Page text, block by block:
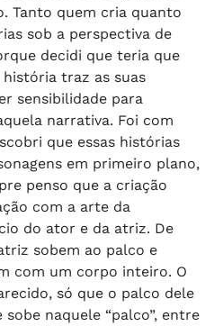
Tanto quem cria quanto
sob a perspectiva de
decidi que teria que
história traz as suas
sensibilidade para
narrativa. Foi com
que essas histórias
em primeiro plano,
penso que a criação
com a arte da
do ator e da atriz. De
sobem ao palco e
com um corpo inteiro. O
só que o palco dele
naquele “palco”, entre